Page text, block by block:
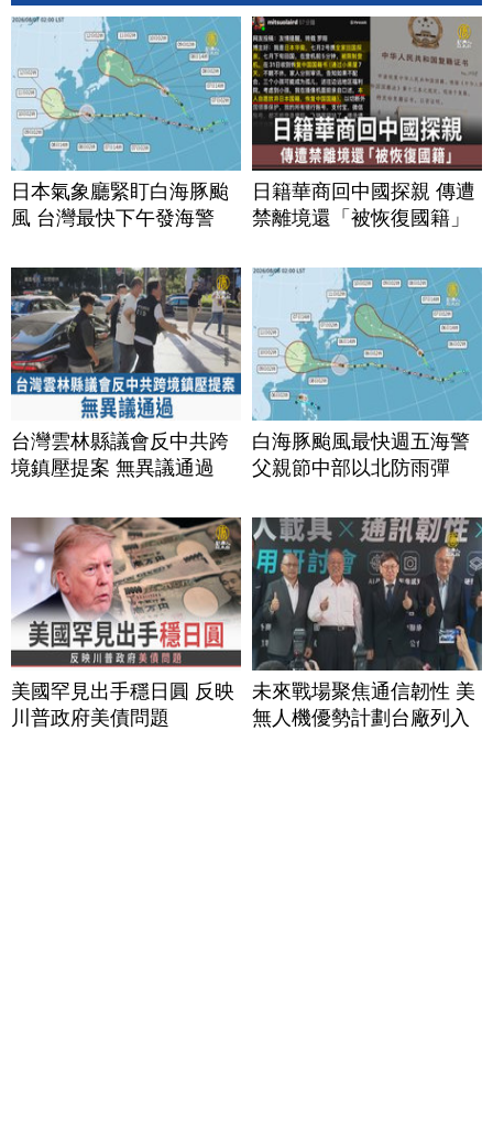
日本氣象廳緊盯白海豚颱
風 台灣最快下午發海警
日籍華商回中國探親 傳遭
禁離境還「被恢復國籍」
台灣雲林縣議會反中共跨
境鎮壓提案 無異議通過
白海豚颱風最快週五海警
父親節中部以北防雨彈
美國罕見出手穩日圓 反映
川普政府美債問題
未來戰場聚焦通信韌性 美
無人機優勢計劃台廠列入